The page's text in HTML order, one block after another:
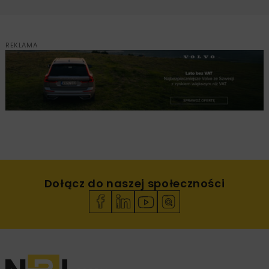
REKLAMA
Dołącz do naszej społeczności